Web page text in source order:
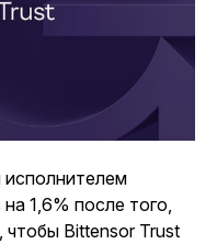
1,6% после того,
чтобы Bittensor Trust